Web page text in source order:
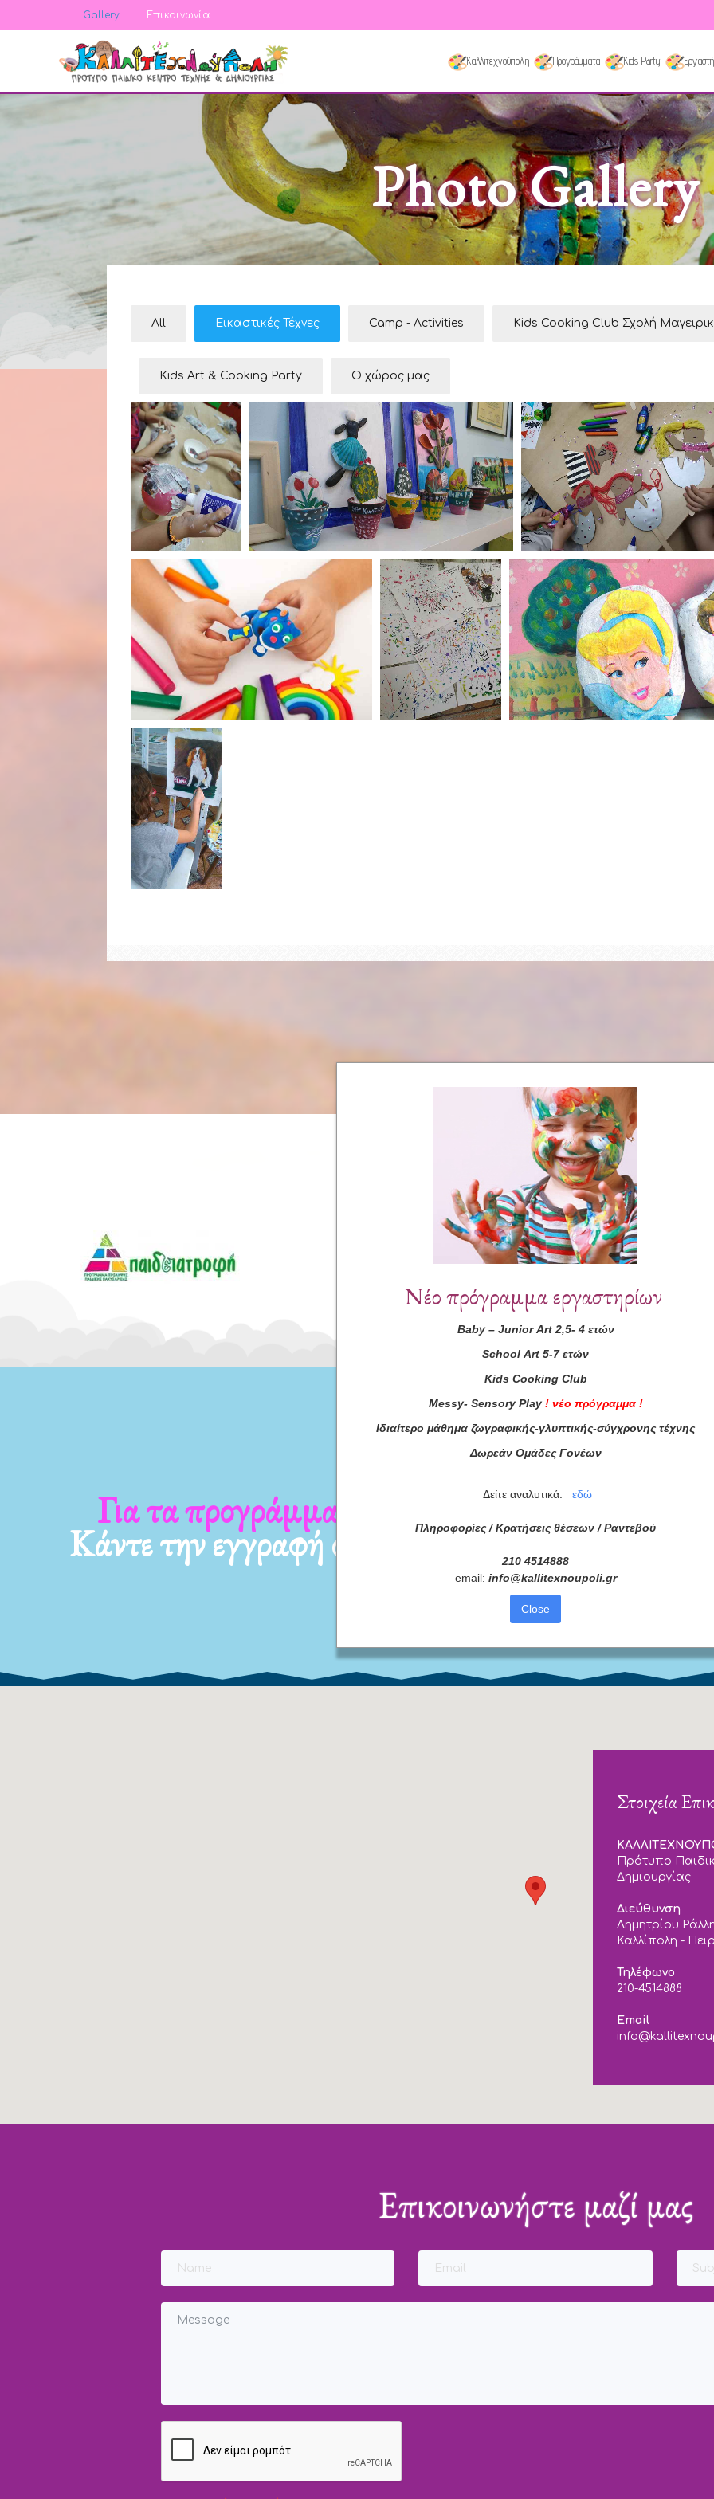
Gallery Επικοινωνία
Καλλιτεχνούπολη Προγράμματα Kids Party
Photo Gallery
All Εικαστικές Τέχνες Camp - Activities Kids Cooking Club Σχολή
Kids Art & Cooking Party Ο χώρος μας
Συνεργάτες
Για τα νέα μας
Κάντε την εγγραφή σας τώρα!
διαβάσει τις
Στοιχεία
Πρότυπο
Δημιουργίας
Διεύθυνση
Δημητρίου
Καλλίπολη -
Τηλέφωνο
210-4514888
Email
Επικοινωνήστε μαζί μας
Νέο πρόγραμμα εργαστηρίων
Baby– Junior Art2,5- 4 ετών
School Art 5-7 ετών
Kids Cooking Club
Messy- Sensory Play ! νέο πρόγραμμα !
Ιδιαίτερο μάθημα ζωγραφικής-γλυπτικής-σύγχρονης τέχνης
Δωρεάν Ομάδες Γονέων
Δείτε αναλυτικά: εδώ
Πληροφορίες / Κρατήσεις θέσεων / Ραντεβού
210 4514888
email: info@kallitexnoupoli.gr
Close